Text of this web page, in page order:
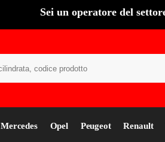
Sei un operatore del
Mercedes Opel Peugeot Renault